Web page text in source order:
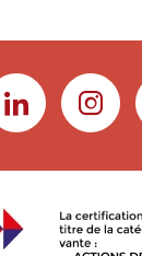
LINKEDIN